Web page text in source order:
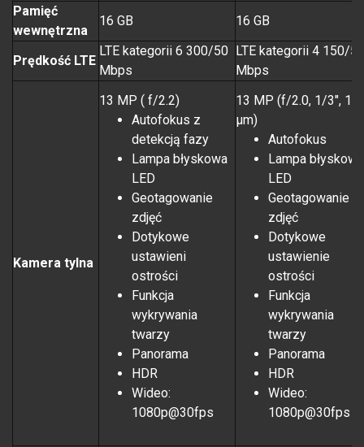
Pamięć
wewnętrzna
16 GB 16 GB
Prędkość LTE
LTE kategorii 6 300/50
Mbps
LTE kategorii 4 150/50
Mbps
Kamera tylna
13 MP ( f/2.2)
Autofokus z
detekcją fazy
Lampa błyskowa
LED
Geotagowanie
zdjęć
Dotykowe
ustawieni
ostrości
Funkcja
wykrywania
twarzy
Panorama
HDR
Wideo:
1080p@30fps
13 MP (f/2.0, 1/3",
µm)
Autofokus
Lampa błyskowa
LED
Geotagowanie
zdjęć
Dotykowe
ustawienie
ostrości
Funkcja
wykrywania
twarzy
Panorama
HDR
Wideo:
1080p@30fps